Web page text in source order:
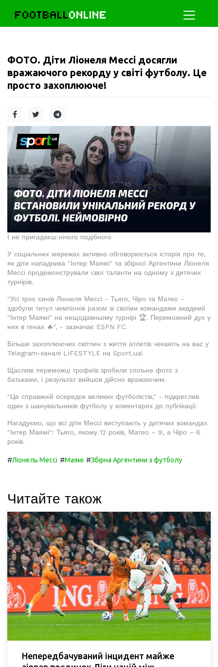
FOOTBALLONLINE
ФОТО. Діти Ліонеля Мессі досягли
вражаючого рекорду у світі футболу. Це
просто захоплююче!
І не пригадаєш нічого подібного
У соціальних мережах активно обговорюється історія про те,
як діти нападника "Інтер Маямі" та збірної Аргентини Ліонеля
Мессі продемонстрували свої таланти на одному з дитячих
турнірів.
"Усі троє синів Ліонеля Мессі - Тьяго, Чіро та Матео -
здобули титул чемпіонів разом зі своїми командами академії
"Інтер Маямі" на нещодавньому турнірі 🏆. Переможний дух у
них в генах 🔥", - зазначає ESPN FC.
Більше захоплюючих світлин з життя атлетів чекають на вас у
Telegram-каналі LIFESTYLE на Sport.ua!
Щасливі переможці трофеїв зробили спільне фото з
батьками, і результат вийшов дійсно вражаючим.
"Це справжній осередок великих футболістів," - підкреслив
один з шанувальників футболу у коментарях до публікації.
Нагадуємо, що всі діти Мессі виступають у дитячих командах
"Інтер Маямі": Тьяго, якому 12 років, Матео – 9, а Чіро – 6
років.
#Ліонель Мессі #Маямі #Збірна Аргентини з футболу
Читайте також
Непередбачуваний інцидент майже